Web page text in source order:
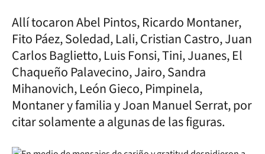
Allí tocaron Abel Pintos, Ricardo Montaner,
Fito Páez, Soledad, Lali, Cristian Castro, Juan
Carlos Baglietto, Luis Fonsi, Tini, Juanes, El
Chaqueño Palavecino, Jairo, Sandra
Mihanovich, León Gieco, Pimpinela,
Montaner y familia y Joan Manuel Serrat, por
citar solamente a algunas de las figuras.